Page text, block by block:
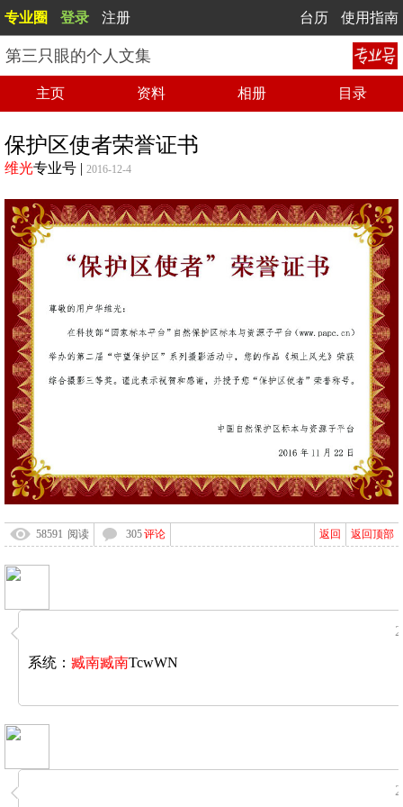
专业圈 登录 注册 台历 使用指南
第三只眼的个人文集
主页 资料 相册 目录
保护区使者荣誉证书
维光专业号 | 2016-12-4
58591 阅读 305评论 返回顶部
返回
◆
◆
系统： 臧南臧南TcwWN
◆
◆